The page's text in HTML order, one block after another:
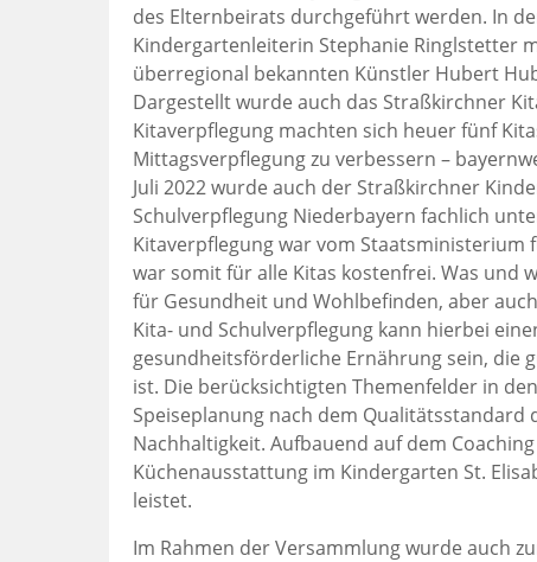
des Elternbeirats durchgeführt werden. In
Kindergartenleiterin Stephanie Ringlstetter
überregional bekannten Künstler Hubert
Dargestellt wurde auch das Straßkirchner
Kitaverpflegung machten sich heuer fünf
Mittagsverpflegung zu verbessern –
Juli 2022 wurde auch der Straßkirchner
Schulverpflegung Niederbayern fachlich
Kitaverpflegung war vom
war somit für alle Kitas kostenfrei. Was und
für Gesundheit und Wohlbefinden, aber
Kita- und Schulverpflegung kann hierbei
gesundheitsförderliche Ernährung sein, die
ist. Die berücksichtigten Themenfelder in
Speiseplanung nach dem Qualitätsstandard
Nachhaltigkeit. Aufbauend auf dem
Küchenausstattung im Kindergarten St.
leistet.
Im Rahmen der Versammlung wurde auch